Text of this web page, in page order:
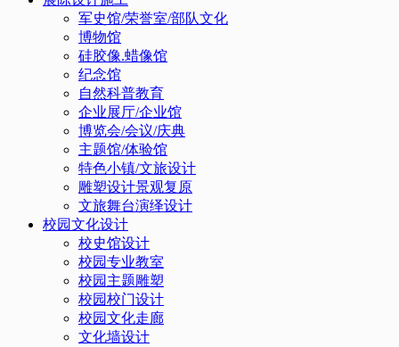
军史馆/荣誉室/部队文化
博物馆
硅胶像.蜡像馆
纪念馆
自然科普教育
企业展厅/企业馆
博览会/会议/庆典
主题馆/体验馆
特色小镇/文旅设计
雕塑设计景观复原
文旅舞台演绎设计
校园文化设计
校史馆设计
校园专业教室
校园主题雕塑
校园校门设计
校园文化走廊
文化墙设计